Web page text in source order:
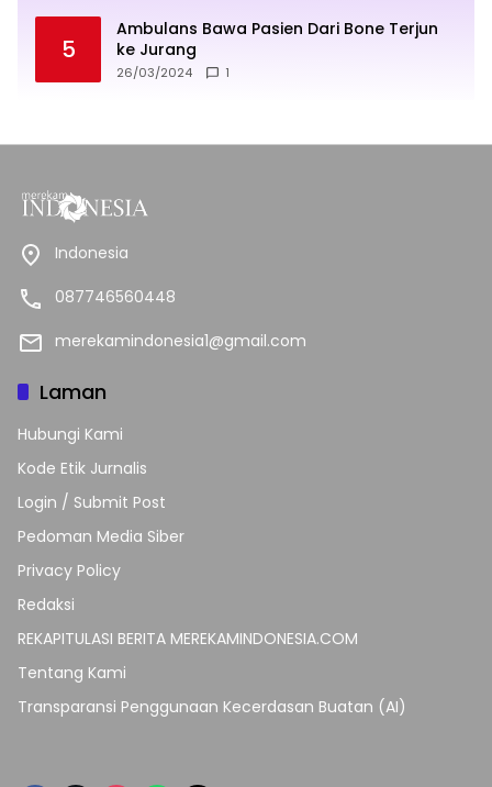
5
Ambulans Bawa Pasien Dari Bone Terjun
ke Jurang
26/03/2024 1
Indonesia
087746560448
merekamindonesia1@gmail.com
Laman
Hubungi Kami
Kode Etik Jurnalis
Login / Submit Post
Pedoman Media Siber
Privacy Policy
Redaksi
REKAPITULASI BERITA MEREKAMINDONESIA.COM
Tentang Kami
Transparansi Penggunaan Kecerdasan Buatan (AI)